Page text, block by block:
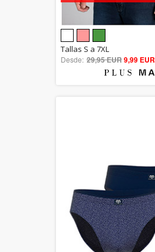
out of 5
Tallas S a 7XL
Desde: 29,95 EUR9,99 EUR